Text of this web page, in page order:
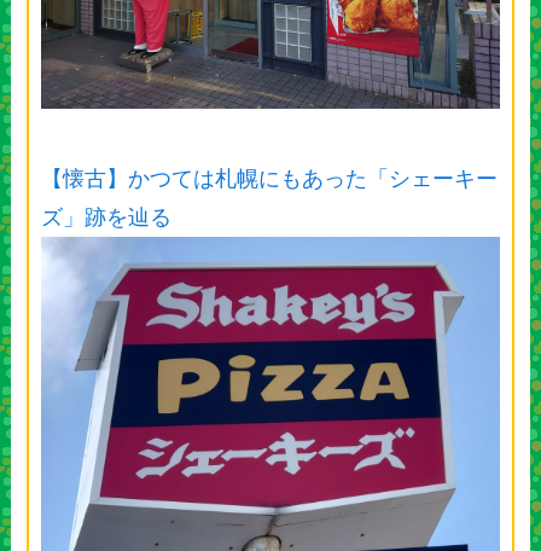
【懐古】かつては札幌にもあった「シェーキー
ズ」跡を辿る